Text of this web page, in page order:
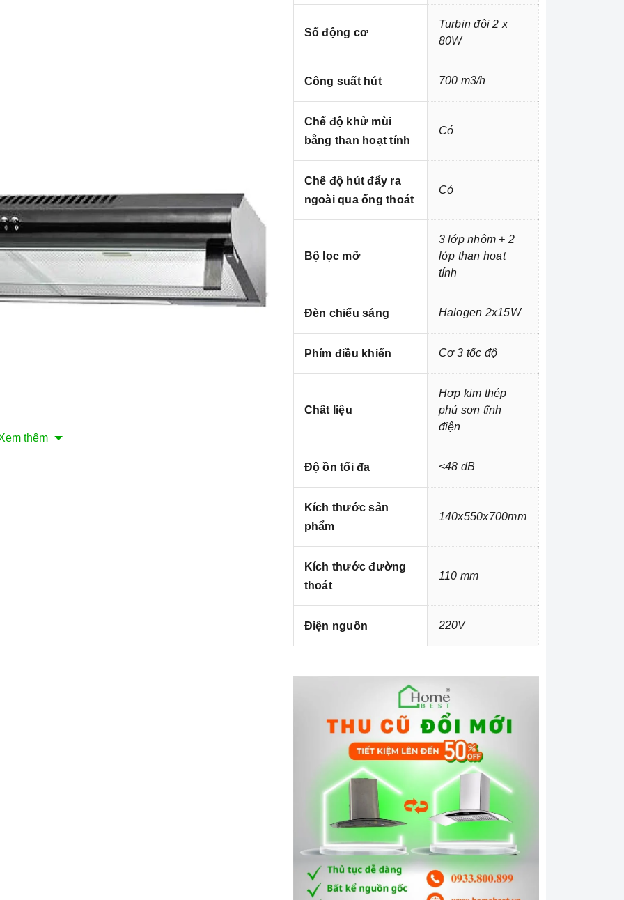
thêm
Số động cơ
Turbin đôi 2 x
80W
Công suất hút 700 m3/h
Chế độ khử mùi
bằng than hoạt tính
Có
Chế độ hút đẩy ra
ngoài qua ống thoát
Có
Bộ lọc mỡ
3 lớp nhôm + 2
lớp than hoạt
tính
Đèn chiếu sáng Halogen 2x15W
Phím điều khiển Cơ 3 tốc độ
Chất liệu
Hợp kim thép
phủ sơn tĩnh
điện
Độ ồn tối đa <48 dB
Kích thước sản
phẩm
140x550x700mm
Kích thước đường
thoát
110 mm
Điện nguồn 220V